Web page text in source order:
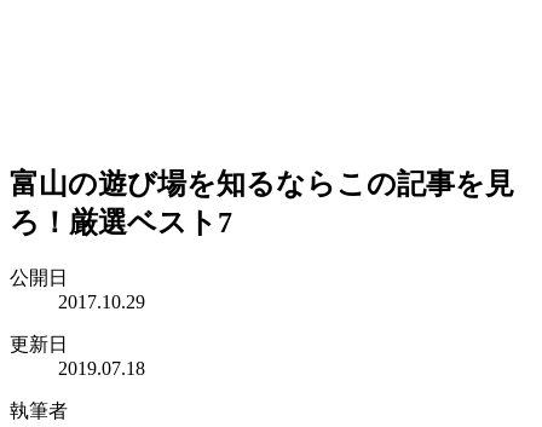
富山の遊び場を知るならこの記事を見
ろ！厳選ベスト7
公開日
2017.10.29
更新日
2019.07.18
執筆者